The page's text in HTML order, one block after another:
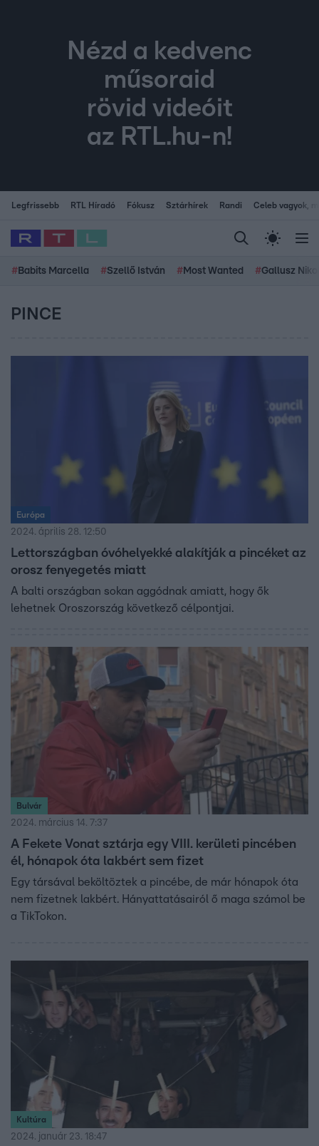
Nézd a kedvenc
műsoraid
rövid videóit
az RTL.hu-n!
Legfrissebb RTL Híradó Fókusz Sztárhírek Randi Celeb vagyok,
# Babits Marcella #Szellő István # Most Wanted #Gallusz
PINCE
Európa
2024. április 28. 12:50
Lettországban óvóhelyekké alakítják a pincéket az
orosz fenyegetés miatt
A balti országban sokan aggódnak amiatt, hogy ők
lehetnek Oroszország következő célpontjai.
Bulvár
2024. március 14. 7:37
A Fekete Vonat sztárja egy VIII. kerületi pincében
él, hónapok óta lakbért sem fizet
Egy társával beköltöztek a pincébe, de már hónapok óta
nem fizetnek lakbért. Hányattatásairól ő maga számol be
a TikTokon.
Kultúra
2024. január 23. 18:47